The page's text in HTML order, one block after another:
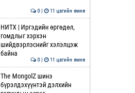
0 | 11 цагийн өмнө
НИТХ | Иргэдийн өргөдөл,
гомдлыг хэрхэн
шийдвэрлэснийг хэлэлцэж
байна
0 | 11 цагийн өмнө
The MongolZ шинэ
бүрэлдэхүүнтэй дэлхийн